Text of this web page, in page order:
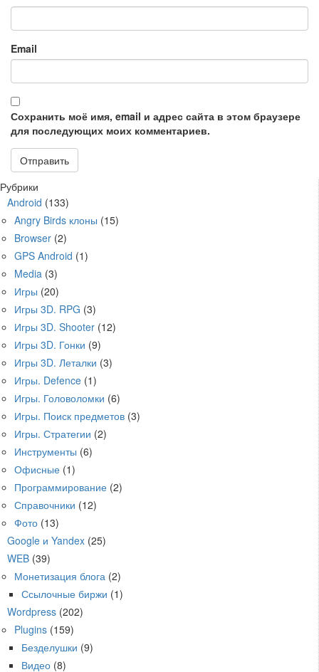
Email
Сохранить моё имя, email и адрес сайта в этом браузере
для последующих моих комментариев.
Рубрики
Android (133)
Angry Birds клоны (15)
Browser (2)
GPS Android (1)
Media (3)
Игры (20)
Игры 3D. RPG (3)
Игры 3D. Shooter (12)
Игры 3D. Гонки (9)
Игры 3D. Леталки (3)
Игры. Defence (1)
Игры. Головоломки (6)
Игры. Поиск предметов (3)
Игры. Стратегии (2)
Инструменты (6)
Офисные (1)
Программирование (2)
Справочники (12)
Фото (13)
Google и Yandex (25)
WEB (39)
Монетизация блога (2)
Ссылочные биржи (1)
Wordpress (202)
Plugins (159)
Безделушки (9)
Видео (8)